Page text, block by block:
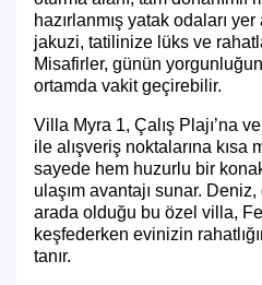
hazırlanmış yatak odaları
jakuzi, tatilinize lüks ve
Misafirler, günün
ortamda vakit geçirebilir.
Villa Myra 1, Çalış Plajı’na
ile alışveriş noktalarına kısa
sayede hem huzurlu bir
ulaşım avantajı sunar.
arada olduğu bu özel villa,
keşfederken evinizin
tanır.